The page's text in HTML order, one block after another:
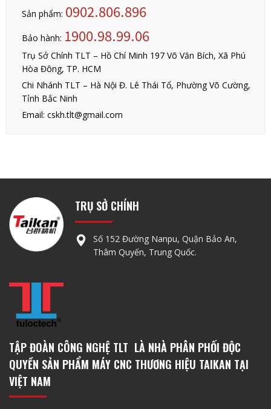
Sản phẩm: 0902.806.896
Bảo hành: 1900.98.99.06
Trụ Sở Chính TLT – Hồ Chí Minh 197 Võ Văn Bích, Xã Phú
Hòa Đông, TP. HCM
Chi Nhánh TLT – Hà Nội Đ. Lê Thái Tổ, Phường Võ Cường,
Tỉnh Bắc Ninh
Email: cskh.tlt@gmail.com
TRỤ SỞ CHÍNH
Số 152 Đường Nanpu, Quận Bảo An,
Thâm Quyến, Trung Quốc.
TẬP ĐOÀN CÔNG NGHỆ TLT LÀ NHÀ PHÂN PHỐI ĐỘC
QUYỀN SẢN PHẨM MÁY CNC THƯƠNG HIỆU TAIKAN TẠI
VIỆT NAM